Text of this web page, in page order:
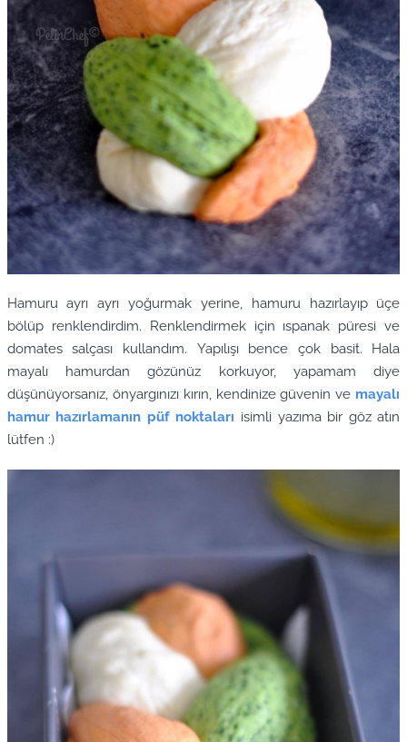
Hamuru ayrı ayrı yoğurmak yerine, hamuru hazırlayıp üçe
bölüp renklendirdim. Renklendirmek için ıspanak püresi ve
domates salçası kullandım. Yapılışı bence çok basit. Hala
mayalı hamurdan gözünüz korkuyor, yapamam diye
düşünüyorsanız, önyargınızı kırın, kendinize güvenin ve mayalı
hamur hazırlamanın püf noktaları isimli yazıma bir göz atın
lütfen :)